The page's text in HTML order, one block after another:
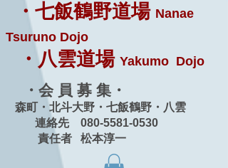
・七飯鶴野道場 Nanae
Tsuruno Dojo
・八雲道場 Yakumo Dojo
・会 員 募 集・
森町・北斗大野・七飯鶴野・八雲
連絡先 080-5581-0530
責任者 松本淳一